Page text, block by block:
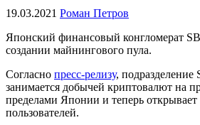
19.03.2021 Роман Петров
Японский финансовый конгломерат
создании майнингового пула.
Согласно пресс-релизу, подразделение
занимается добычей криптовалют на
пределами Японии и теперь открывает
пользователей.